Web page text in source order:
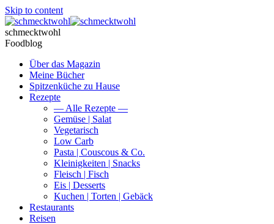
Skip to content
schmecktwohl
Foodblog
Über das Magazin
Meine Bücher
Spitzenküche zu Hause
Rezepte
— Alle Rezepte —
Gemüse | Salat
Vegetarisch
Low Carb
Pasta | Couscous & Co.
Kleinigkeiten | Snacks
Fleisch | Fisch
Eis | Desserts
Kuchen | Torten | Gebäck
Restaurants
Reisen